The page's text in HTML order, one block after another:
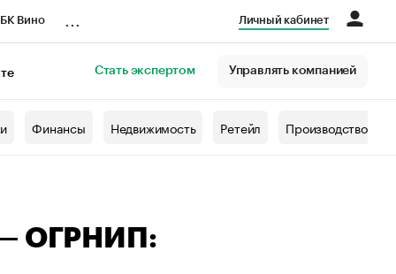
Вино Личный кабинет
Стать экспертом Управлять компанией
Финансы Недвижимость Ретейл Производство
— ОГРНИП: